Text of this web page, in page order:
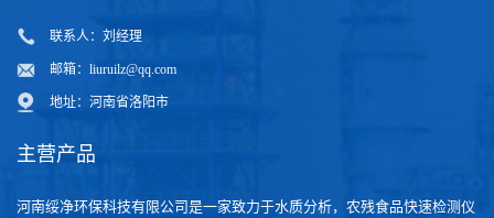
联系人：刘经理
邮箱： liuruilz@qq.com
地址：河南省洛阳市
主营产品
河南绥净环保科技有限公司是一家致力于水质分析，农残食品快速检测仪